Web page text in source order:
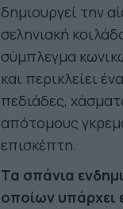
δημιουργεί την
σεληνιακή
σύμπλεγμα
και περικλείει
πεδιάδες,
απότομους
επισκέπτη.
Τα σπάνια
οποίων υπάρχει